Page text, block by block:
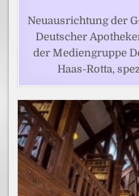
Neuausrichtung der
Deutscher
der Mediengruppe
Haas-Rotta,